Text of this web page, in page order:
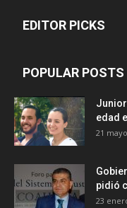
EDITOR PICKS
POPULAR POSTS
edad
21
pidió
23